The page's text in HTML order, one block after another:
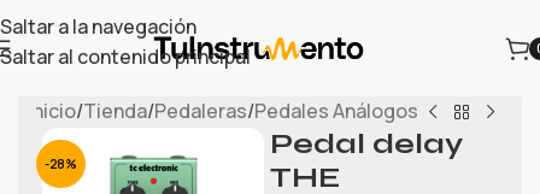
Saltar a la navegación
Saltar al contenido principal
Inicio/Tienda/Pedaleras/Pedales Análogos
-28%
Pedal delay
THE